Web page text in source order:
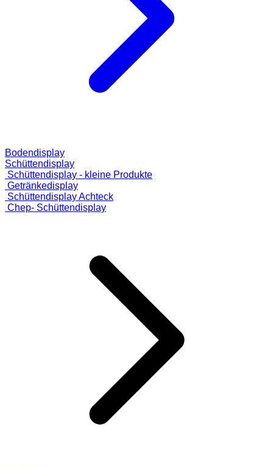
Bodendisplay
Schüttendisplay
Schüttendisplay - kleine Produkte
Getränkedisplay
Schüttendisplay Achteck
Chep- Schüttendisplay